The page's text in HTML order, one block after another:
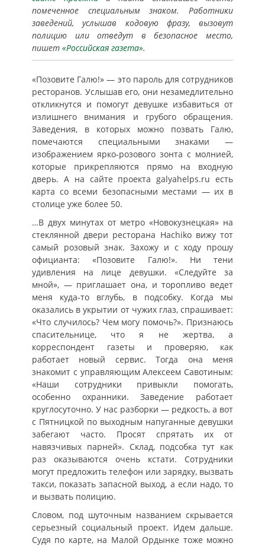
помеченное специальным знаком. Работники
заведений, услышав кодовую фразу, вызовут
полицию или отведут в безопасное место,
пишет «Российская газета».
«Позовите Галю!» — это пароль для сотрудников
ресторанов. Услышав его, они незамедлительно
откликнутся и помогут девушке избавиться от
излишнего внимания и грубого обращения.
Заведения, в которых можно позвать Галю,
помечаются специальными знаками —
изображением ярко-розового зонта с молнией,
которые прикрепляются прямо на входную
дверь. А на сайте проекта galyahelps.ru есть
карта со всеми безопасными местами — их в
столице уже более 50.
…В двух минутах от метро «Новокузнецкая» на
стеклянной двери ресторана Hachiko вижу тот
самый розовый знак. Захожу и с ходу прошу
официанта: «Позовите Галю!». Ни тени
удивления на лице девушки. «Следуйте за
мной», — приглашает она, и торопливо ведет
меня куда-то вглубь, в подсобку. Когда мы
оказались в укрытии от чужих глаз, спрашивает:
«Что случилось? Чем могу помочь?». Признаюсь
спасительнице, что я не жертва, а
корреспондент газеты и проверяю, как
работает новый сервис. Тогда она меня
знакомит с управляющим Алексеем Савотиным:
«Наши сотрудники привыкли помогать,
особенно охранники. Заведение работает
круглосуточно. У нас разборки — редкость, а вот
с Пятницкой по выходным напуганные девушки
забегают часто. Просят спрятать их от
навязчивых парней». Склад, подсобка тут как
раз оказываются очень кстати. Сотрудники
могут предложить телефон или зарядку, вызвать
такси, показать запасной выход, а если надо, то
и вызвать полицию.
Словом, под шуточным названием скрывается
серьезный социальный проект. Идем дальше.
Судя по карте, на Малой Ордынке тоже можно